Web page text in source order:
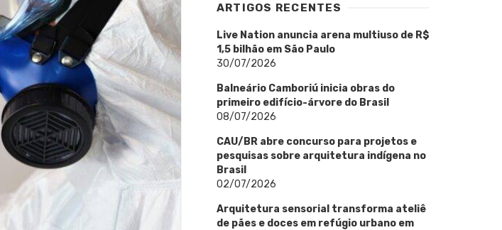
ARTIGOS RECENTES
Live Nation anuncia arena multiuso de R$
1,5 bilhão em São Paulo
30/07/2026
Balneário Camboriú inicia obras do
primeiro edifício-árvore do Brasil
08/07/2026
CAU/BR abre concurso para projetos e
pesquisas sobre arquitetura indígena no
Brasil
02/07/2026
Arquitetura sensorial transforma ateliê
de pães e doces em refúgio urbano em